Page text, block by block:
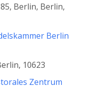
Berlin, Berlin,
Berlin
10623
Zentrum